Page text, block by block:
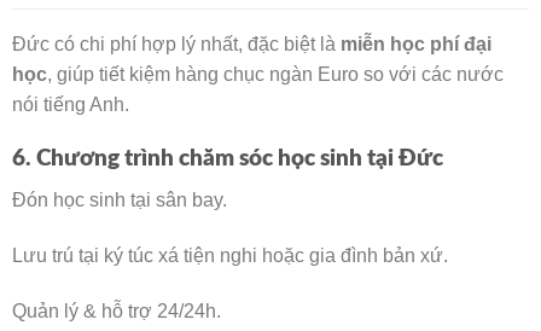
Đức có chi phí hợp lý nhất, đặc biệt là miễn học phí đại
học, giúp tiết kiệm hàng chục ngàn Euro so với các nước
nói tiếng Anh.
6. Chương trình chăm sóc học sinh tại Đức
Đón học sinh tại sân bay.
Lưu trú tại ký túc xá tiện nghi hoặc gia đình bản xứ.
Quản lý & hỗ trợ 24/24h.